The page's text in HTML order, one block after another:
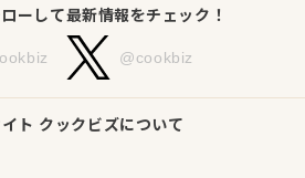
ーして最新情報をチェック！
@cookbiz
ト クックビズについて